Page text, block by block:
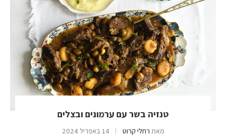
טנזיה בשר עם ערמונים ובצלים
מאת רחלי קרוט 14 באפריל 2024